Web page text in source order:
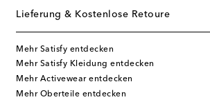
Lieferung & Kostenlose Retoure
Mehr Satisfy entdecken
Mehr Satisfy Kleidung entdecken
Mehr Activewear entdecken
Mehr Oberteile entdecken